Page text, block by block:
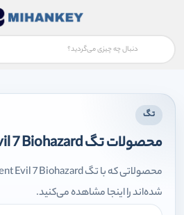
تگ
محصولات تگ Resident Evil 7 Biohazard
شده‌اند را اینجا مشاهده می‌کنید.